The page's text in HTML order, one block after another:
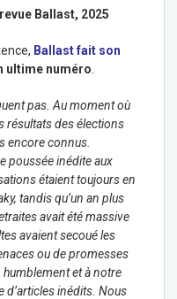
Ballast, 2025
Ballast fait son
ultime numéro
pas. Au moment où
résultats des élections
encore connus.
poussée inédite aux
étaient toujours en
tandis qu’un an plus
avait été massive
avaient secoué les
ou de promesses
et à notre
d’articles inédits. Nous